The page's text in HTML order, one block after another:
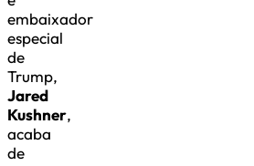
embaixador
especial
de
Trump,
Jared
Kushner,
acaba
de